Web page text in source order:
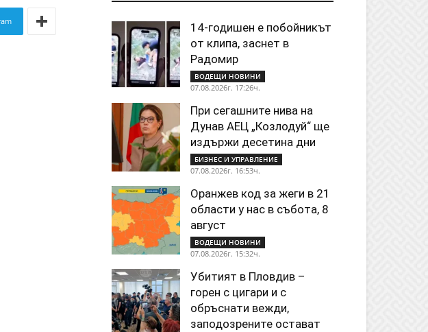
14-годишен е побойникът
от клипа, заснет в
Радомир
ВОДЕЩИ НОВИНИ
07.08.2026г. 17:26ч.
При сегашните нива на
Дунав АЕЦ „Козлодуй“ ще
издържи десетина дни
БИЗНЕС И УПРАВЛЕНИЕ
07.08.2026г. 16:53ч.
Оранжев код за жеги в 21
области у нас в събота, 8
август
ВОДЕЩИ НОВИНИ
07.08.2026г. 15:32ч.
Убитият в Пловдив –
горен с цигари и с
обръснати вежди,
заподозрените остават